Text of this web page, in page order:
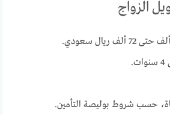
الزواج
حسب شروط بوليصة التأمين.